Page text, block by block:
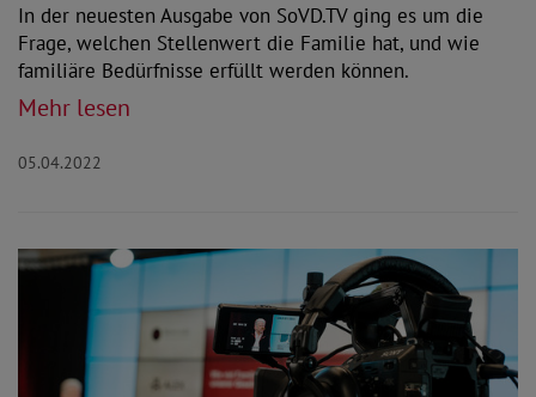
In der neuesten Ausgabe von SoVD.TV ging es um die
Frage, welchen Stellenwert die Familie hat, und wie
familiäre Bedürfnisse erfüllt werden können.
Mehr lesen
05.04.2022